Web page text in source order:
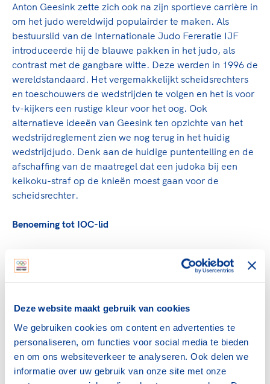
Deze website maakt gebruik van cookies
We gebruiken cookies om content en advertenties te
personaliseren, om functies voor social media te bieden
en om ons websiteverkeer te analyseren. Ook delen we
informatie over uw gebruik van onze site met onze
Anton Geesink zette zich ook na zijn sportieve carrière in
om het judo wereldwijd populairder te maken. Als
bestuurslid van de Internationale Judo Fereratie IJF
introduceerde hij de blauwe pakken in het judo, als
contrast met de gangbare witte. Deze werden in 1996 de
wereldstandaard. Het vergemakkelijkt scheidsrechters
en toeschouwers de wedstrijden te volgen en het is voor
tv-kijkers een rustige kleur voor het oog. Ook
alternatieve ideeën van Geesink ten opzichte van het
wedstrijdreglement zien we nog terug in het huidig
wedstrijdjudo. Denk aan de huidige puntentelling en de
afschaffing van de maatregel dat een judoka bij een
keikoku-straf op de knieën moest gaan voor de
scheidsrechter.
Benoeming tot IOC-lid
Samaranch aangesteld als lid van het Internationaal
Olympisch Comité, als opvolger vanKees Kerdel. Zijn
waren steeds bestuursleden van het NOC tot deze
functie geroepen. Maar Samaranch was een andere weg
ingeslagen. Hij wilde meer voormalige topsporters in de
olympische citadel aanstellen. Geesink was vooral
uitvoerend actief: hij trad regelmatig op als IOC-